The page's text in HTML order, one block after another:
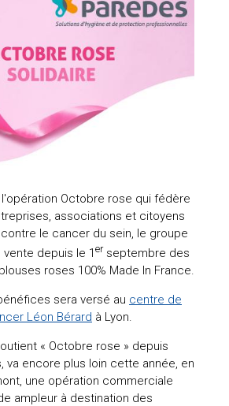
Octobre rose qui fédère
associations et citoyens
le cancer du sein, le groupe
vente depuis le 1 er septembre des
roses 100% Made In France.
sera versé au centre de
Léon Bérard à Lyon.
« Octobre rose » depuis
va encore plus loin cette année, en
une opération commerciale
ampleur à destination des